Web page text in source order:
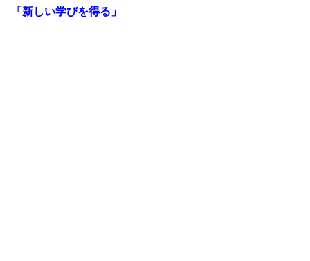
「新しい学びを得る」